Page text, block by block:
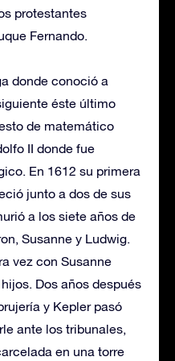
protestantes
Fernando.
donde conoció a
éste último
de matemático
II donde fue
En 1612 su primera
junto a dos de sus
a los siete años de
Susanne y Ludwig.
vez con Susanne
Dos años después
y Kepler pasó
ante los tribunales,
en una torre